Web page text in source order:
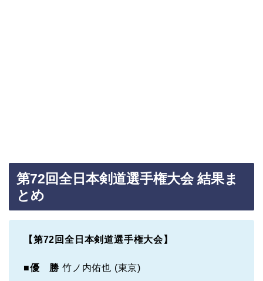
第72回全日本剣道選手権大会 結果ま
とめ
【第72回全日本剣道選手権大会】
■優 勝 竹ノ内佑也 (東京)